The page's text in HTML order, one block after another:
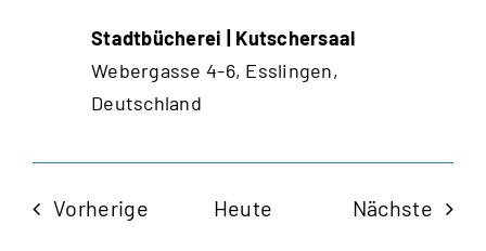
Stadtbücherei | Kutschersaal
Webergasse 4-6, Esslingen,
Deutschland
VorherigeVeranstaltungen
Heute Nächste